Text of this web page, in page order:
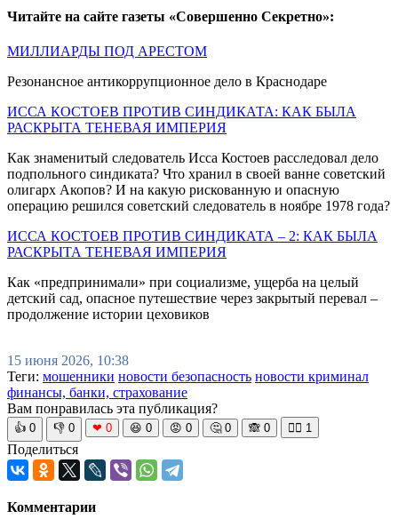
Читайте на сайте газеты «Совершенно Секретно»:
МИЛЛИАРДЫ ПОД АРЕСТОМ
Резонансное антикоррупционное дело в Краснодаре
ИССА КОСТОЕВ ПРОТИВ СИНДИКАТА: КАК БЫЛА
РАСКРЫТА ТЕНЕВАЯ ИМПЕРИЯ
Как знаменитый следователь Исcа Костоев расследовал дело
подпольного синдиката? Что хранил в своей ванне советский
олигарх Акопов? И на какую рискованную и опасную
операцию решился советский следователь в ноябре 1978 года?
ИССА КОСТОЕВ ПРОТИВ СИНДИКАТА – 2: КАК БЫЛА
РАСКРЫТА ТЕНЕВАЯ ИМПЕРИЯ
Как «предпринимали» при социализме, ущерба на целый
детский сад, опасное путешествие через закрытый перевал –
продолжение истории цеховиков
15 июня 2026, 10:38
Теги: мошенники новости безопасность новости криминал
финансы, банки, страхование
Вам понравилась эта публикация?
👍 0 👎 0 ❤ 0 😆 0 😡 0 🤔 0 🙈 0 🧘‍♀️ 1
Поделиться
Комментарии